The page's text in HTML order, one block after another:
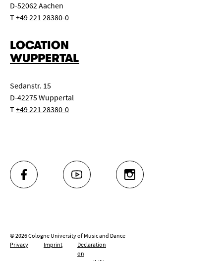
D-52062 Aachen
T+49 221 28380-0
LOCATION
WUPPERTAL
Sedanstr. 15
D-42275 Wuppertal
T+49 221 28380-0
FACEBOOK YOUTUBE INSTAGRAM
© 2026 Cologne University of Music and Dance
Privacy
Imprint
Declaration
on